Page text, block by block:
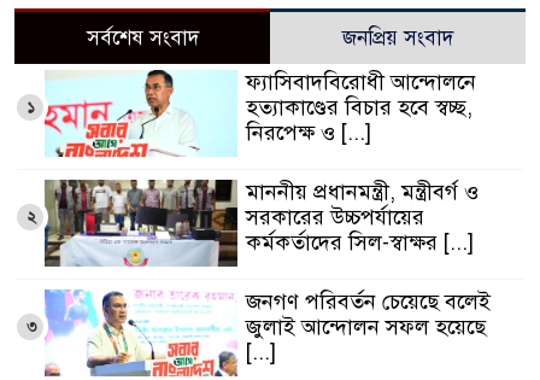
সর্বশেষ সংবাদ জনপ্রিয় সংবাদ
ফ্যাসিবাদবিরোধী আন্দোলনে
হত্যাকাণ্ডের বিচার হবে স্বচ্ছ,
নিরপেক্ষ ও [...]
১
মাননীয় প্রধানমন্ত্রী, মন্ত্রীবর্গ ও
সরকারের উচ্চপর্যায়ের
কর্মকর্তাদের সিল-স্বাক্ষর [...]
২
জনগণ পরিবর্তন চেয়েছে বলেই
জুলাই আন্দোলন সফল হয়েছে
[...]
৩